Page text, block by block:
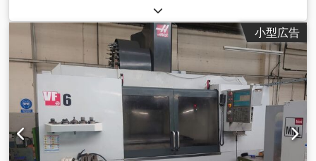
小型広告